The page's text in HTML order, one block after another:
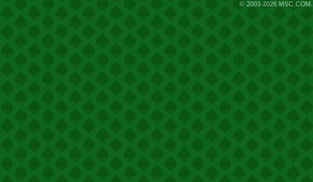
© 2003-2026